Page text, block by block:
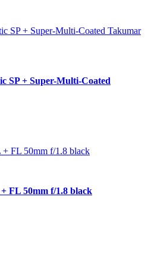
SP + Super-Multi-Coated
FL 50mm f/1.8 black